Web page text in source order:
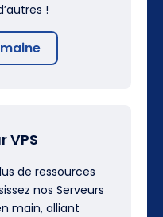
!
VPS
de ressources
nos Serveurs
main, alliant